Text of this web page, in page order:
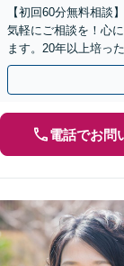
【初回60分無料相談
気軽にご相談を！心
ます。20年以上培っ
要望通りの解決へ尽
電話でお問